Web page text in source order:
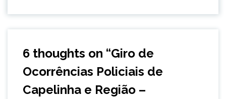
6 thoughts on “Giro de
Ocorrências Policiais de
Capelinha e Região –